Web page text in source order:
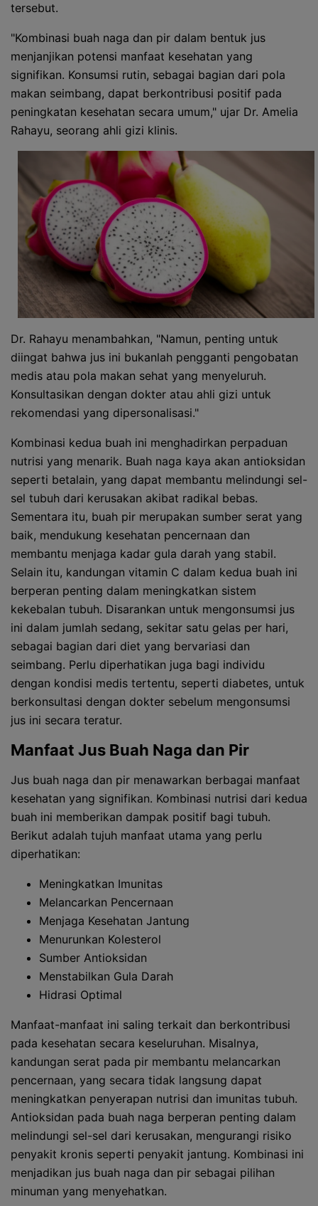
tersebut.
"Kombinasi buah naga dan pir dalam bentuk jus
menjanjikan potensi manfaat kesehatan yang
signifikan. Konsumsi rutin, sebagai bagian dari pola
makan seimbang, dapat berkontribusi positif pada
peningkatan kesehatan secara umum," ujar Dr. Amelia
Rahayu, seorang ahli gizi klinis.
Dr. Rahayu menambahkan, "Namun, penting untuk
diingat bahwa jus ini bukanlah pengganti pengobatan
medis atau pola makan sehat yang menyeluruh.
Konsultasikan dengan dokter atau ahli gizi untuk
rekomendasi yang dipersonalisasi."
Kombinasi kedua buah ini menghadirkan perpaduan
nutrisi yang menarik. Buah naga kaya akan antioksidan
seperti betalain, yang dapat membantu melindungi sel-
sel tubuh dari kerusakan akibat radikal bebas.
Sementara itu, buah pir merupakan sumber serat yang
baik, mendukung kesehatan pencernaan dan
membantu menjaga kadar gula darah yang stabil.
Selain itu, kandungan vitamin C dalam kedua buah ini
berperan penting dalam meningkatkan sistem
kekebalan tubuh. Disarankan untuk mengonsumsi jus
ini dalam jumlah sedang, sekitar satu gelas per hari,
sebagai bagian dari diet yang bervariasi dan
seimbang. Perlu diperhatikan juga bagi individu
dengan kondisi medis tertentu, seperti diabetes, untuk
berkonsultasi dengan dokter sebelum mengonsumsi
jus ini secara teratur.
Manfaat Jus Buah Naga dan Pir
Jus buah naga dan pir menawarkan berbagai manfaat
kesehatan yang signifikan. Kombinasi nutrisi dari kedua
buah ini memberikan dampak positif bagi tubuh.
Berikut adalah tujuh manfaat utama yang perlu
diperhatikan:
Meningkatkan Imunitas
Melancarkan Pencernaan
Menjaga Kesehatan Jantung
Menurunkan Kolesterol
Sumber Antioksidan
Menstabilkan Gula Darah
Hidrasi Optimal
Manfaat-manfaat ini saling terkait dan berkontribusi
pada kesehatan secara keseluruhan. Misalnya,
kandungan serat pada pir membantu melancarkan
pencernaan, yang secara tidak langsung dapat
meningkatkan penyerapan nutrisi dan imunitas tubuh.
Antioksidan pada buah naga berperan penting dalam
melindungi sel-sel dari kerusakan, mengurangi risiko
penyakit kronis seperti penyakit jantung. Kombinasi ini
menjadikan jus buah naga dan pir sebagai pilihan
minuman yang menyehatkan.